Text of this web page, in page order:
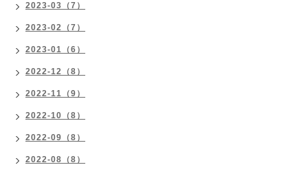
2023-03（7）
2023-02（7）
2023-01（6）
2022-12（8）
2022-11（9）
2022-10（8）
2022-09（8）
2022-08（8）